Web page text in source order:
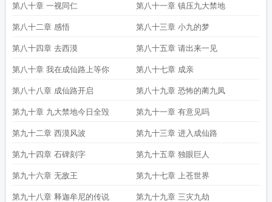
第八十章 一视同仁 第八十一章 镇压九大禁地
第八十二章 感悟 第八十三章 小九的梦
第八十四章 去西漠 第八十五章 请出来一见
第八十章 我在成仙路上等你 第八十七章 成亲
第八十八章 成仙路开启 第八十九章 恐怖的蔺九凤
第九十章 九大禁地今日全毁 第九十一章 有意见吗
第九十二章 西漠风波 第九十三章 进入成仙路
第九十四章 石碑刻字 第九十五章 独眼巨人
第九十六章 无敌王 第九十七章 上苍世界
第九十八章 释迦牟尼的传说 第九十九章 三灾九劫